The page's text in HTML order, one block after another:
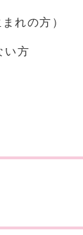
れの方）
い方